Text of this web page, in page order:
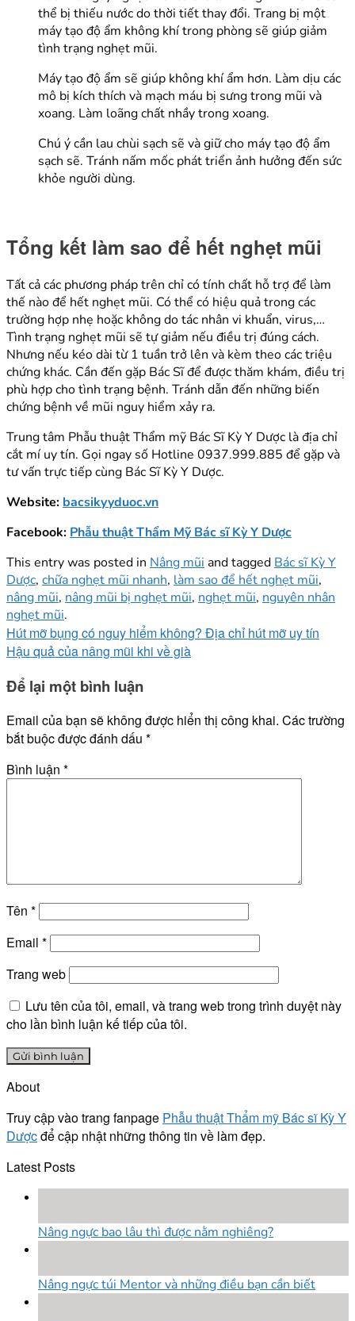
thể bị thiếu nước do thời tiết thay đổi. Trang bị một
máy tạo độ ẩm không khí trong phòng sẽ giúp giảm
tình trạng nghẹt mũi.
Máy tạo độ ẩm sẽ giúp không khí ẩm hơn. Làm dịu các
mô bị kích thích và mạch máu bị sưng trong mũi và
xoang. Làm loãng chất nhầy trong xoang.
Chú ý cần lau chùi sạch sẽ và giữ cho máy tạo độ ẩm
sạch sẽ. Tránh nấm mốc phát triển ảnh hưởng đến sức
khỏe người dùng.
Tổng kết làm sao để hết nghẹt mũi
Tất cả các phương pháp trên chỉ có tính chất hỗ trợ để làm
thế nào để hết nghẹt mũi. Có thể có hiệu quả trong các
trường hợp nhẹ hoặc không do tác nhân vi khuẩn, virus,…
Tình trạng nghẹt mũi sẽ tự giảm nếu điều trị đúng cách.
Nhưng nếu kéo dài từ 1 tuần trở lên và kèm theo các triệu
chứng khác. Cần đến gặp Bác Sĩ để được thăm khám, điều trị
phù hợp cho tình trạng bệnh. Tránh dẫn đến những biến
chứng bệnh về mũi nguy hiểm xảy ra.
Trung tâm Phẫu thuật Thẩm mỹ Bác Sĩ Kỳ Y Dược là địa chỉ
cắt mí uy tín. Gọi ngay số Hotline 0937.999.885 để gặp và
tư vấn trực tiếp cùng Bác Sĩ Kỳ Y Dược.
Website: bacsikyyduoc.vn
Facebook: Phẫu thuật Thẩm Mỹ Bác sĩ Kỳ Y Dược
This entry was posted in Nâng mũi and tagged Bác sĩ Kỳ Y
Dược, chữa nghẹt mũi nhanh, làm sao để hết nghẹt mũi,
nâng mũi, nâng mũi bị nghẹt mũi, nghẹt mũi, nguyên nhân
nghẹt mũi.
Hút mỡ bụng có nguy hiểm không? Địa chỉ hút mỡ uy tín
Hậu quả của nâng mũi khi về già
Để lại một bình luận
Email của bạn sẽ không được hiển thị công khai. Các trường
bắt buộc được đánh dấu *
Bình luận *
Tên *
Email *
Trang web
Lưu tên của tôi, email, và trang web trong trình duyệt này
cho lần bình luận kế tiếp của tôi.
About
Truy cập vào trang fanpage Phẫu thuật Thẩm mỹ Bác sĩ Kỳ Y
Dượcđể cập nhật những thông tin về làm đẹp.
Latest Posts
Nâng ngực bao lâu thì được nằm nghiêng?
Nâng ngực túi Mentor và những điều bạn cần biết